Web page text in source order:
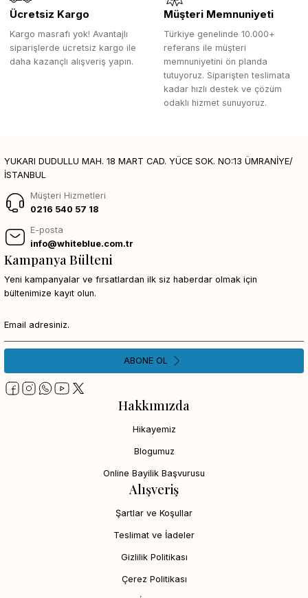
Ücretsiz Kargo
Kargo masrafı yok! Avantajlı
siparişlerde ücretsiz kargo ile
daha kazançlı alışveriş yapın.
Müşteri Memnuniyeti
Türkiye genelinde 10.000+
referans ile müşteri
memnuniyetini ön planda
tutuyoruz. Siparişten teslimata
kadar hızlı destek ve çözüm
odaklı hizmet sunuyoruz.
YUKARI DUDULLU MAH. 18 MART CAD. YÜCE SOK. NO:13 ÜMRANİYE/
İSTANBUL
Müşteri Hizmetleri
0216 540 57 18
E-posta
info@whiteblue.com.tr
Hakkımızda
Hikayemiz
Blogumuz
Online Bayilik Başvurusu
Alışveriş
Şartlar ve Koşullar
Teslimat ve İadeler
Gizlilik Politikası
Çerez Politikası
Kampanya Bülteni
Yeni kampanyalar ve fırsatlardan ilk siz haberdar olmak için
bültenimize kayıt olun.
ABONE OL